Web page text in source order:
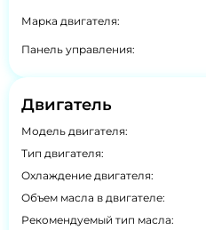
Марка двигателя:
Панель управления:
Двигатель
Модель двигателя:
Тип двигателя:
Охлаждение двигателя:
Объем масла в двигателе:
Рекомендуемый тип масла: